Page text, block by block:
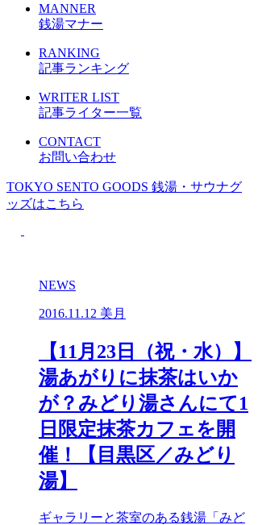
MANNER
銭湯マナー
RANKING
記事ランキング
WRITER LIST
記事ライター一覧
CONTACT
お問い合わせ
TOKYO SENTO GOODS 銭湯・サウナグ
ッズはこちら
NEWS
2016.11.12 美月
【11月23日（祝・水）】
湯あがりに抹茶はいか
が？みどり湯さんにて1
日限定抹茶カフェを開
催！【目黒区／みどり
湯】
ギャラリーと茶室のある銭湯「みど